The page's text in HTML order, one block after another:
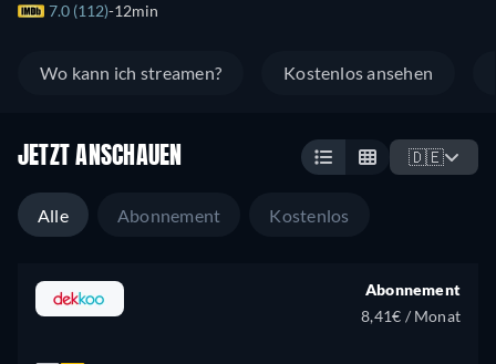
7.0 (112) 12min
Wo kann ich streamen? Kostenlos ansehen
JETZT ANSCHAUEN 🇩🇪
Alle Abonnement Kostenlos
Abonnement
8,41€ / Monat